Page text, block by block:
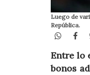
Luego de
República.
Entre lo
bonos